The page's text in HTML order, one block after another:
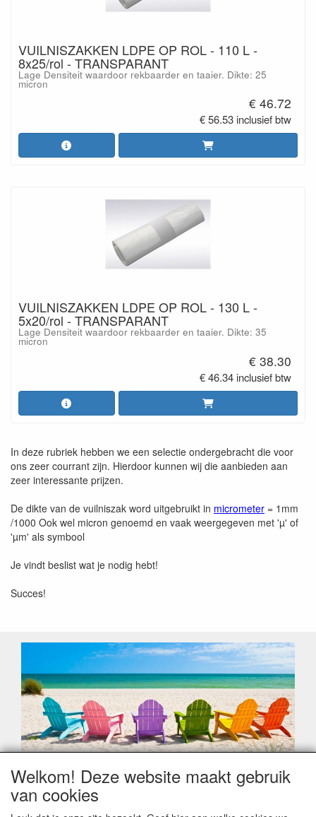
VUILNISZAKKEN LDPE OP ROL - 110 L -
8x25/rol - TRANSPARANT
Lage Densiteit waardoor rekbaarder en taaier. Dikte: 25
micron
€ 46.72
€ 56.53 inclusief btw
VUILNISZAKKEN LDPE OP ROL - 130 L -
5x20/rol - TRANSPARANT
Lage Densiteit waardoor rekbaarder en taaier. Dikte: 35
micron
€ 38.30
€ 46.34 inclusief btw
In deze rubriek hebben we een selectie ondergebracht die voor
ons zeer courrant zijn. Hierdoor kunnen wij die aanbieden aan
zeer interessante prijzen.
De dikte van de vuilniszak word uitgebruikt in micrometer = 1mm
/1000 Ook wel micron genoemd en vaak weergegeven met 'µ' of
'µm' als symbool
Je vindt beslist wat je nodig hebt!
Succes!
Geachte klant,
Zoals elk jaar zorgt de verlofperiode, naast een hoop
Welkom! Deze website maakt gebruik
van cookies